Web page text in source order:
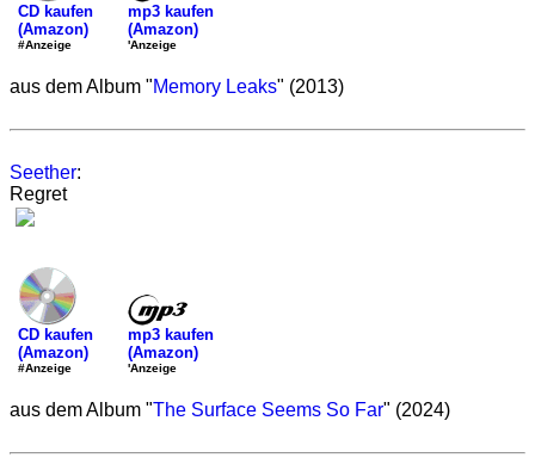
CD kaufen
(Amazon)
#Anzeige
mp3 kaufen
(Amazon)
'Anzeige
aus dem Album "Memory Leaks" (2013)
Seether:
Regret
CD kaufen
(Amazon)
#Anzeige
mp3 kaufen
(Amazon)
'Anzeige
aus dem Album "The Surface Seems So Far" (2024)